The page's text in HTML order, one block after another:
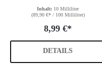
Inhalt: 10 Milliliter
(89,90 €* / 100 Milliliter)
8,99 €*
DETAILS